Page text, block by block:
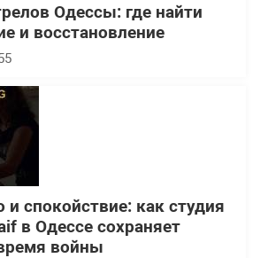
Одессы: где найти
и восстановление
и спокойствие: как студия
в Одессе сохраняет
войны